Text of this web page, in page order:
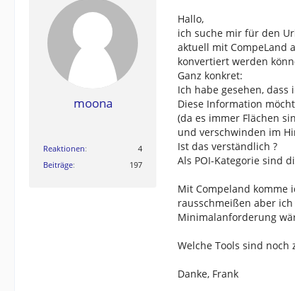
moona
Reaktionen
4
Beiträge
197
Hallo,
ich suche mir für den
aktuell mit CompeLand
konvertiert werden
Ganz konkret:
Ich habe gesehen,
Diese Information
(da es immer Flächen
und verschwinden im
Ist das verständlich ?
Als POI-Kategorie sind
Mit Compeland komme
rausschmeißen aber
Minimalanforderung
Welche Tools sind
Danke, Frank